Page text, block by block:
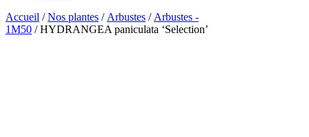
Accueil /Nos plantes / Arbustes / Arbustes -
1M50 / HYDRANGEA paniculata ‘Selection’